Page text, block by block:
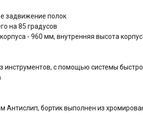
задвижение полок
на 85 градусов
- 960 мм, внутренняя высота
инструментов, с помощью системы
бортик выполнен из